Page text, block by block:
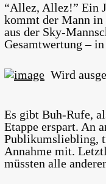
“Allez, Allez!” Ein
kommt der Mann
aus der Sky-
Gesamtwertung –
Wird
Es gibt Buh-Rufe,
Etappe erspart. An
Publikumsliebling,
Annahme mit.
müssten alle